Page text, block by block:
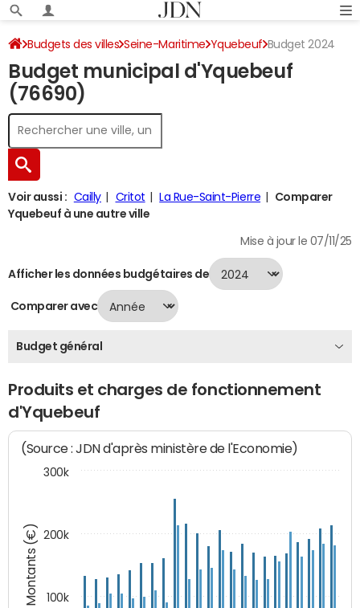
Budgets des villes Seine-Maritime Yquebeuf Budget 2024
Budget municipal d'Yquebeuf
(76690)
Voir aussi : Cailly Critot La Rue-Saint-Pierre
Comparer
Yquebeuf à une autre ville
Mise à jour le 07/11/25
Afficher les données budgétaires de
Comparer avec
Budget général
Produits et charges de fonctionnement
d'Yquebeuf
Montants (€)
(Source : JDN d'après ministère de l'Economie)
100k
200k
300k